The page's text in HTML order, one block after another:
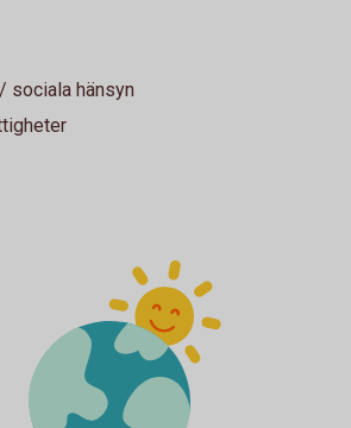
sociala hänsyn